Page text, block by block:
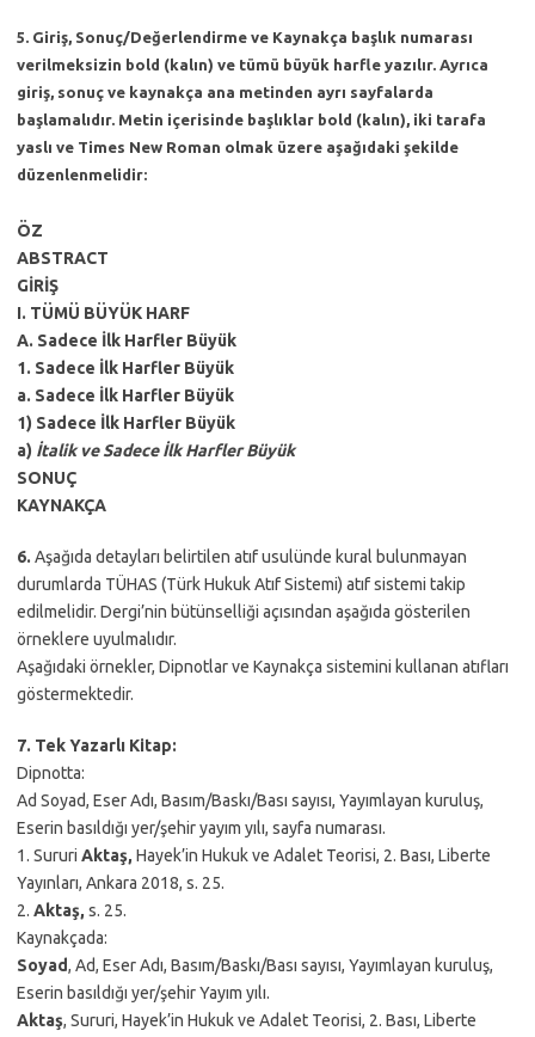
5. Giriş, Sonuç/Değerlendirme ve Kaynakça başlık numarası
verilmeksizin bold (kalın) ve tümü büyük harfle yazılır. Ayrıca
giriş, sonuç ve kaynakça ana metinden ayrı sayfalarda
başlamalıdır. Metin içerisinde başlıklar bold (kalın), iki tarafa
yaslı ve Times New Roman olmak üzere aşağıdaki şekilde
düzenlenmelidir:
ÖZ
ABSTRACT
GİRİŞ
I. TÜMÜ BÜYÜK HARF
A. Sadece İlk Harfler Büyük
1. Sadece İlk Harfler Büyük
a. Sadece İlk Harfler Büyük
1) Sadece İlk Harfler Büyük
a) İtalik ve Sadece İlk Harfler Büyük
SONUÇ
KAYNAKÇA
6. Aşağıda detayları belirtilen atıf usulünde kural bulunmayan
durumlarda TÜHAS (Türk Hukuk Atıf Sistemi) atıf sistemi takip
edilmelidir. Dergi’nin bütünselliği açısından aşağıda gösterilen
örneklere uyulmalıdır.
Aşağıdaki örnekler, Dipnotlar ve Kaynakça sistemini kullanan atıfları
göstermektedir.
7. Tek Yazarlı Kitap:
Dipnotta:
Ad Soyad, Eser Adı, Basım/Baskı/Bası sayısı, Yayımlayan kuruluş,
Eserin basıldığı yer/şehir yayım yılı, sayfa numarası.
1. Sururi Aktaş, Hayek’in Hukuk ve Adalet Teorisi, 2. Bası, Liberte
Yayınları, Ankara 2018, s. 25.
2. Aktaş, s. 25.
Kaynakçada:
Soyad, Ad, Eser Adı, Basım/Baskı/Bası sayısı, Yayımlayan kuruluş,
Eserin basıldığı yer/şehir Yayım yılı.
Aktaş, Sururi, Hayek’in Hukuk ve Adalet Teorisi, 2. Bası, Liberte